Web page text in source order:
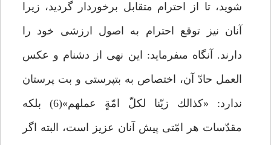
شويد، تا از احترام متقابل برخوردار گرديد، زيرا
آنان نيز توقع احترام به اصول ارزشى خود را
دارند. آنگاه مى‏فرمايد: اين نهى از دشنام و عكس
العمل حادّ آن، اختصاص به بت‏پرستى و بت پرستان
ندارد: «كذالك زيّنا لكلّ امّةٍ عملهم»(6) بلكه
مقدّسات هر امّتى پيش آنان عزيز است، البته اگر